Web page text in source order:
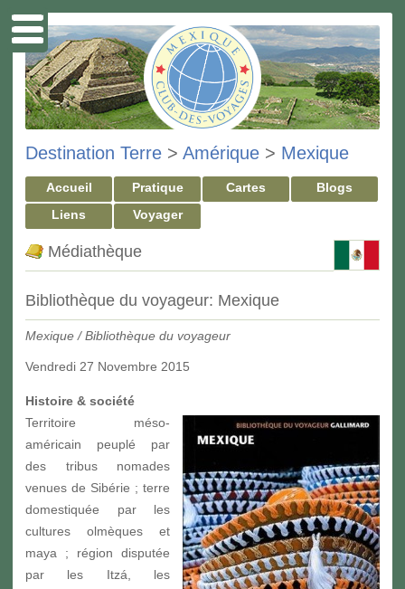
Destination Terre > Amérique > Mexique
Accueil Pratique Cartes
Blogs
Liens
Voyager
Médiathèque
Bibliothèque du voyageur: Mexique
Mexique / Bibliothèque du voyageur
Vendredi 27 Novembre 2015
Histoire & société
Territoire méso-
américain peuplé par
des tribus nomades
venues de Sibérie ; terre
domestiquée par les
cultures olmèques et
maya ; région disputée
par les Itzá, les